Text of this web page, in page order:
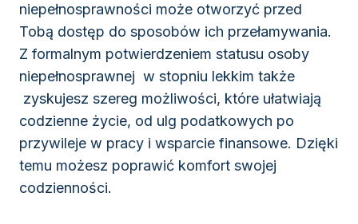
niepełnosprawności może otworzyć przed
Tobą dostęp do sposobów ich przełamywania.
Z formalnym potwierdzeniem statusu osoby
niepełnosprawnej w stopniu lekkim także
zyskujesz szereg możliwości, które ułatwiają
codzienne życie, od ulg podatkowych po
przywileje w pracy i wsparcie finansowe. Dzięki
temu możesz poprawić komfort swojej
codzienności.